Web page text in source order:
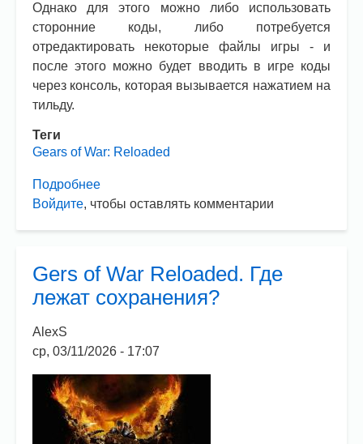
Однако для этого можно либо использовать
сторонние коды, либо потребуется
отредактировать некоторые файлы игры - и
после этого можно будет вводить в игре коды
через консоль, которая вызывается нажатием на
тильду.
Теги
Gears of War: Reloaded
Подробнее
Gears
Как
вводить
Войдите, чтобы оставлять комментарии
Gers of War Reloaded. Где
лежат сохранения?
AlexS
ср, 03/11/2026 - 17:07